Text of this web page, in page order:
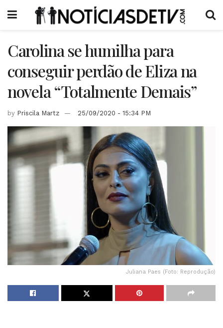
Carolina se humilha para
conseguir perdão de Eliza na
novela “Totalmente Demais”
by Priscila Martz 25/09/2020 - 15:34 PM
Juliana Paes (Foto: Reprodução)